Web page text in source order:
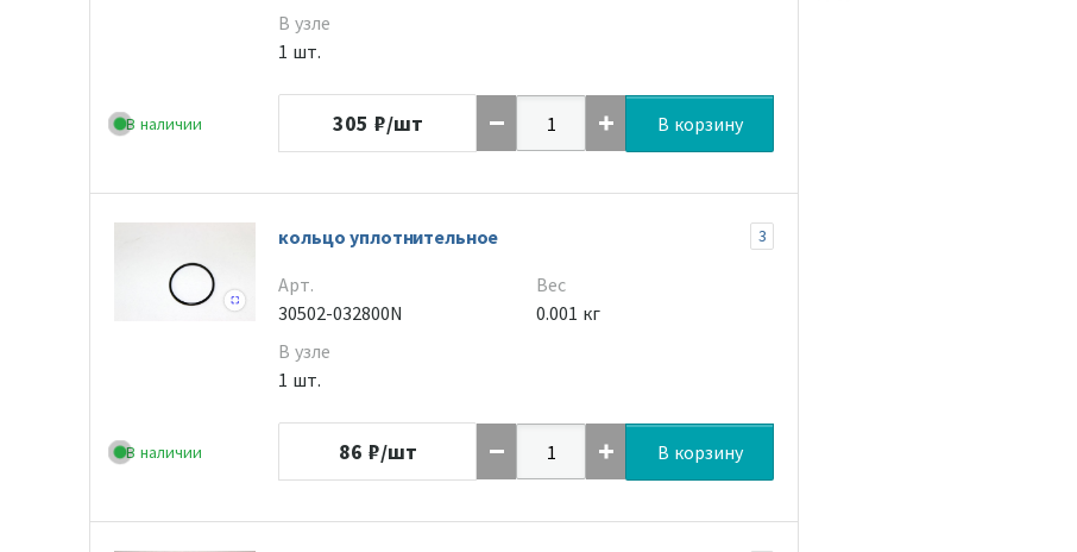
В наличии
В узле
1 шт.
305 ₽/шт В корзину
В наличии
кольцо уплотнительное 3
Арт.
30502-032800N
В узле
1 шт.
Вес
0.001 кг
86 ₽/шт В корзину